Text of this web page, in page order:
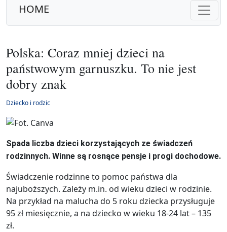
HOME
Polska: Coraz mniej dzieci na
państwowym garnuszku. To nie jest
dobry znak
Dziecko i rodzic
Spada liczba dzieci korzystających ze świadczeń
rodzinnych. Winne są rosnące pensje i progi dochodowe.
Świadczenie rodzinne to pomoc państwa dla
najuboższych. Zależy m.in. od wieku dzieci w rodzinie.
Na przykład na malucha do 5 roku dziecka przysługuje
95 zł miesięcznie, a na dziecko w wieku 18-24 lat – 135
zł.